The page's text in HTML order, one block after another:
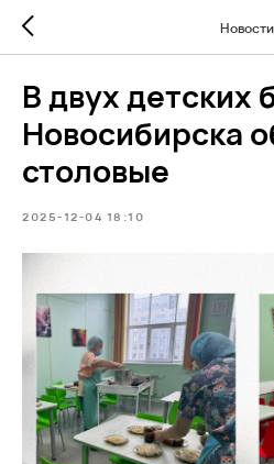
Новости
В двух детских
Новосибирска
столовые
2025-12-04 18:10